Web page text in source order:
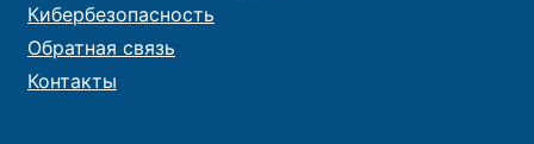
Кибербезопасность
Обратная связь
Контакты